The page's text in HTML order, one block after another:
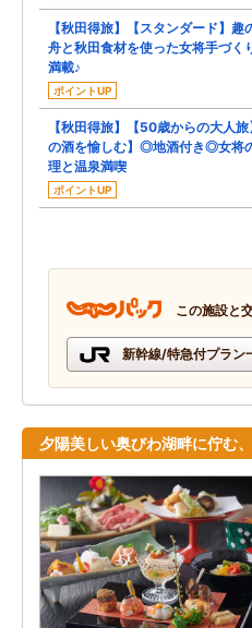
【秋田得旅】【スタンダード】趣
舟と秋田食材を使った女将手づく
満載♪
ポイントUP
【秋田得旅】【50歳からの大人
の酒を愉しむ】◎地酒付き◎女将
理と温泉満喫
ポイントUP
この施設と
新幹線/特急付プラン
夕陽美しい奥びわ湖畔に佇む